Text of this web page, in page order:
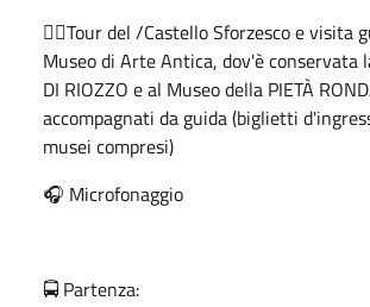
🚶‍♀️Tour del /Castello Sforzesco e visita
Museo di Arte Antica, dov'è conservata
DI RIOZZO e al Museo della PIETÀ
accompagnati da guida (biglietti
musei compresi)
🎧 Microfonaggio
🚍 Partenza: